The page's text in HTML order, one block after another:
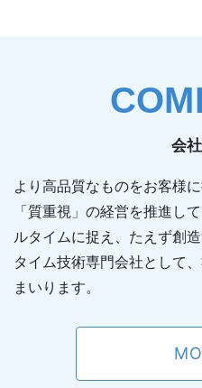
フロンティアビジネス研究
発の未来共創 2026」に登
2026/06/02 お知ら
東大駒場リサーチキャンパ
トウェア「Convex Space
第7回「きぼう」ロボット
RPC）に協賛 ～若手エンジ
の発展を支援～
（
2026/06/25 お知ら
執行役員の異動に関するお知
会
より高品質なものをお客様
「質重視」の経営を推進し
ルタイムに捉え、たえず創
タイム技術専門会社として
まいります。